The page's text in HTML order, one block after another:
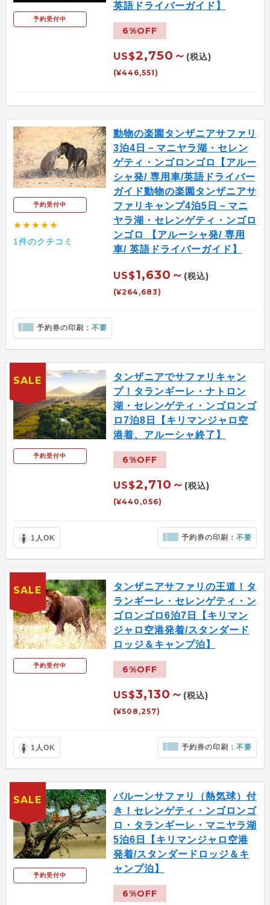
予約受付中
英語ドライバーガイド】
6%OFF
US$2,750～ (税込)
(¥446,551)
予約受付中
★★★★★
1件のクチコミ
動物の楽園タンザニアサファリ
3泊4日－マニヤラ湖・セレン
ゲティ・ンゴロンゴロ【アルー
シャ発/ 専用車/英語ドライバー
ガイド動物の楽園タンザニアサ
ファリキャンプ4泊5日－マニ
ヤラ湖・セレンゲティ・ンゴロ
ンゴロ 【アルーシャ発/ 専用
車/ 英語ドライバーガイド】
US$1,630～ (税込)
(¥264,683)
予約券の印刷： 不要
予約受付中
タンザニアでサファリキャン
プ！タランギーレ・ナトロン
湖・セレンゲティ・ンゴロンゴ
ロ7泊8日【キリマンジャロ空
港着、アルーシャ終了】
6%OFF
US$2,710～ (税込)
(¥440,056)
1人OK 予約券の印刷：不要
SALE
予約受付中
タンザニアサファリの王道！タ
ランギーレ・セレンゲティ・ン
ゴロンゴロ6泊7日【キリマン
ジャロ空港発着/スタンダード
ロッジ＆キャンプ泊】
6%OFF
US$3,130～ (税込)
(¥508,257)
1人OK 予約券の印刷：不要
SALE
予約受付中
バルーンサファリ（熱気球）付
き！セレンゲティ・ンゴロンゴ
ロ・タランギーレ・マニヤラ湖
5泊6日【キリマンジャロ空港
発着/スタンダードロッジ＆キ
ャンプ泊】
6%OFF
SALE